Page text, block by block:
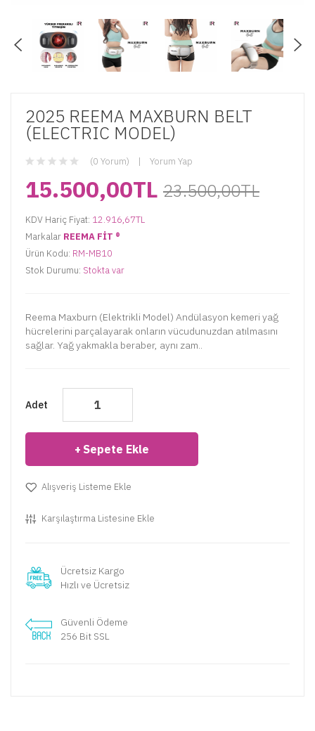
2025 REEMA MAXBURN BELT
(ELECTRIC MODEL)
(0 Yorum) Yorum Yap
15.500,00TL 23.500,00TL
KDV Hariç Fiyat: 12.916,67TL
Markalar REEMA FİT ®️
Ürün Kodu: RM-MB10
Stok Durumu: Stokta var
Reema Maxburn (Elektrikli Model) Andülasyon kemeri yağ
hücrelerini parçalayarak onların vücudunuzdan atılmasını
sağlar. Yağ yakmakla beraber, aynı zam..
Adet
Sepete Ekle
Alışveriş Listeme Ekle
Karşılaştırma Listesine Ekle
Ücretsiz Kargo
Hızlı ve Ücretsiz
Güvenli Ödeme
256 Bit SSL